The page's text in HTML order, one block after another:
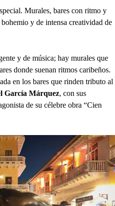
Murales, bares con ritmo y
y de intensa creatividad de
y de música; hay murales que
donde suenan ritmos caribeños.
en los bares que rinden tributo al
García Márquez, con sus
de su célebre obra “Cien